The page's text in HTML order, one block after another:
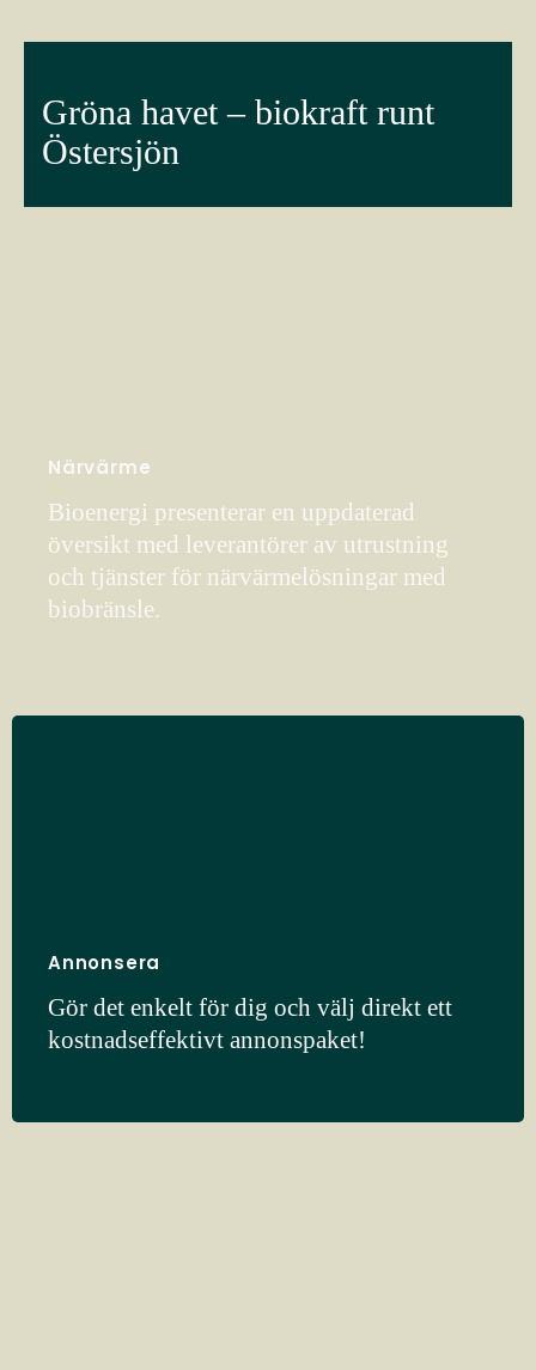
Gröna havet – biokraft runt
Östersjön
Närvärme
Bioenergi presenterar en uppdaterad
översikt med leverantörer av utrustning
och tjänster för närvärmelösningar med
biobränsle.
Annonsera
Gör det enkelt för dig och välj direkt ett
kostnadseffektivt annonspaket!